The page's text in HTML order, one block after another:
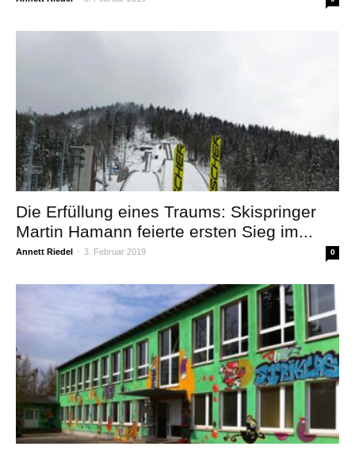
Die Erfüllung eines Traums: Skispringer
Martin Hamann feierte ersten Sieg im...
Annett Riedel - 3. Februar 2019 0